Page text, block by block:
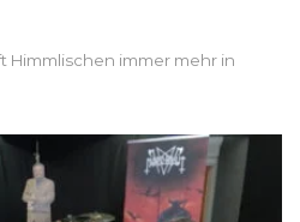
Himmlischen immer mehr in